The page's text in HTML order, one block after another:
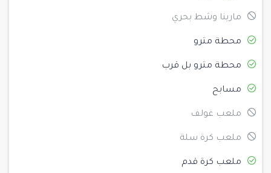
مارينا وشط بحري
محطة مترو
محطة مترو بل قرب
مسابح
ملعب غولف
ملعب كرة سلة
ملعب كرة قدم